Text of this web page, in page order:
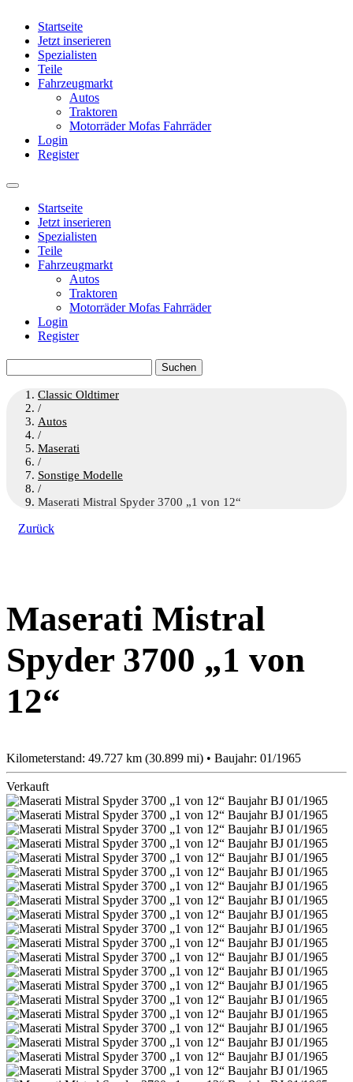
Startseite
Jetzt inserieren
Spezialisten
Teile
Fahrzeugmarkt
Autos
Traktoren
Motorräder Mofas Fahrräder
Login
Register
Startseite
Jetzt inserieren
Spezialisten
Teile
Fahrzeugmarkt
Autos
Traktoren
Motorräder Mofas Fahrräder
Login
Register
nach:
Classic Oldtimer
/
Autos
/
Maserati
/
Sonstige Modelle
/
Maserati Mistral Spyder 3700 „1 von 12“
Zurück
Maserati Mistral
Spyder 3700 „1 von
12“
Kilometerstand: 49.727 km (30.899 mi) • Baujahr: 01/1965
Verkauft